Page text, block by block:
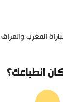
المغرب والعراق في أولمبياد
انطباعك؟